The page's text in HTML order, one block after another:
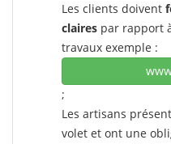
Les clients doivent
claires par rapport
travaux exemple :
;
Les artisans
volet et ont une